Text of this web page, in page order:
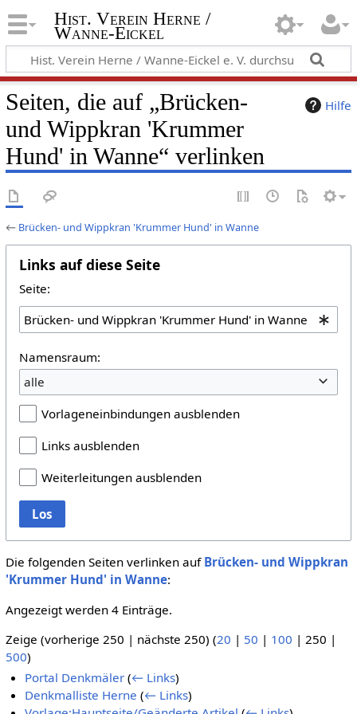
Hist. Verein Herne /
Wanne-Eickel
Hilfe
Seiten, die auf „Brücken-
und Wippkran 'Krummer
Hund' in Wanne“ verlinken
← Brücken- und Wippkran 'Krummer Hund' in Wanne
Links auf diese Seite
Seite:
Namensraum:
alle
Vorlageneinbindungen ausblenden
Links ausblenden
Weiterleitungen ausblenden
Los
Die folgenden Seiten verlinken auf Brücken- und Wippkran
'Krummer Hund' in Wanne:
Angezeigt werden 4 Einträge.
Zeige (vorherige 250 | nächste 250) (20 | 50 | 100 | 250 |
500)
Portal Denkmäler (← Links)
Denkmalliste Herne (← Links)